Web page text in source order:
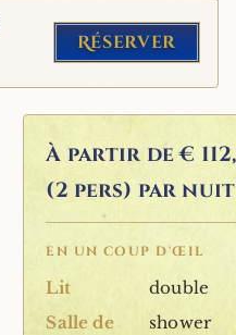
Réserver
À partir de€
(2 pers) par nuit
EN UN COUP D'ŒIL
Lit
double
Salle de
shower